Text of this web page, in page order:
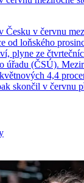
Česku v červnu
od loňského
plyne ze
úřadu (ČSÚ).
4,4
skončil v červnu